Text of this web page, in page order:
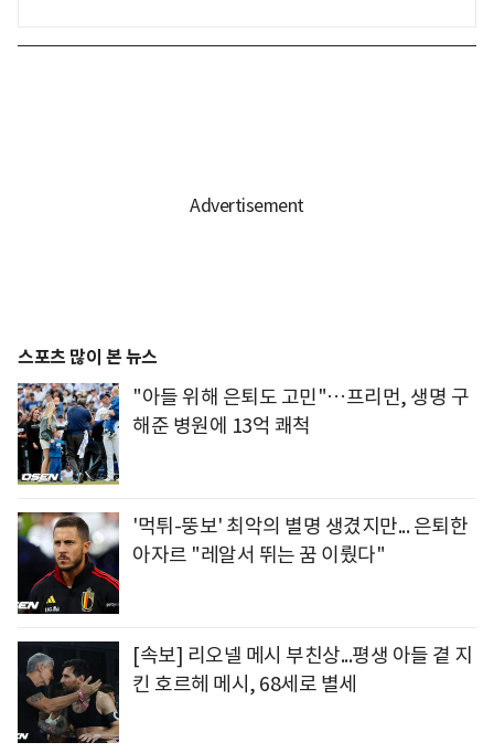
스포츠 많이 본 뉴스
"아들 위해 은퇴도 고민"…프리먼, 생명 구
해준 병원에 13억 쾌척
'먹튀-뚱보' 최악의 별명 생겼지만... 은퇴한
아자르 "레알서 뛰는 꿈 이뤘다"
[속보] 리오넬 메시 부친상...평생 아들 곁 지
킨 호르헤 메시, 68세로 별세